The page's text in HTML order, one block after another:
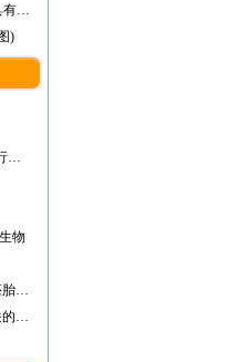
美科学家发现“垃圾DNA”对于生物进化具有重…
)
漫步在海角天边——著名作家叶永烈的“行走文学”之旅
物
科学家首次利用人体皮肤细胞培育出类胚胎干细胞
科学家确定了与机体冷反应机制紧密相关的TRPM8蛋白